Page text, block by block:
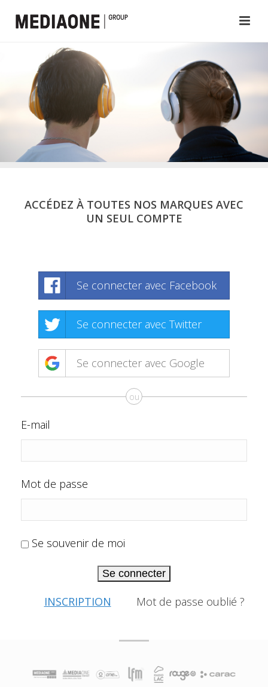
ACCÉDEZ À TOUTES NOS MARQUES AVEC
UN SEUL COMPTE
Se connecter avec Facebook
Se connecter avec Twitter
Se connecter avec Google
ou
E-mail
Mot de passe
Se souvenir de moi
Se connecter
INSCRIPTION Mot de passe oublié ?